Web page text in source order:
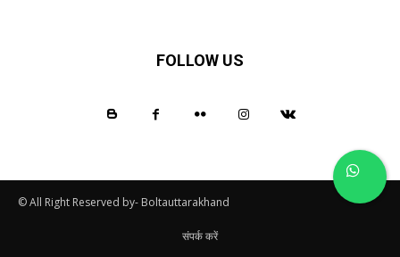
FOLLOW US
© All Right Reserved by- Boltauttarakhand
संपर्क करें